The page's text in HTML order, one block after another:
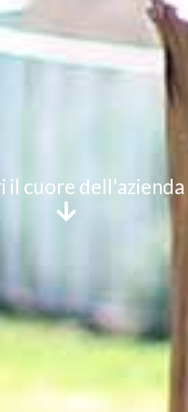
il cuore dell'azienda